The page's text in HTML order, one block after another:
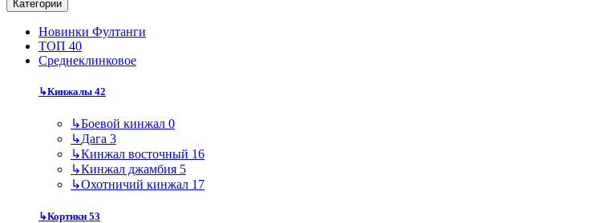
Категории
Новинки Фултанги
ТОП 40
Среднеклинковое
↳Кинжалы 42
↳Боевой кинжал 0
↳Дага 3
↳Кинжал восточный 16
↳Кинжал джамбия 5
↳Охотничий кинжал 17
↳Кортики 53